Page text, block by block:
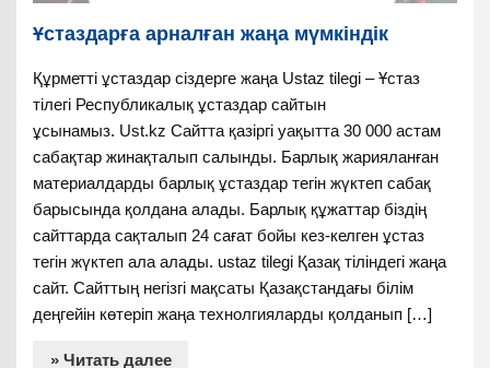
Ұстаздарға арналған жаңа мүмкіндік
Құрметті ұстаздар сіздерге жаңа Ustaz tilegi – Ұстаз
тілегі Республикалық ұстаздар сайтын
ұсынамыз. Ust.kz Сайтта қазіргі уақытта 30 000 астам
сабақтар жинақталып салынды. Барлық жарияланған
материалдарды барлық ұстаздар тегін жүктеп сабақ
барысында қолдана алады. Барлық құжаттар біздің
сайттарда сақталып 24 сағат бойы кез-келген ұстаз
тегін жүктеп ала алады. ustaz tilegi Қазақ тіліндегі жаңа
сайт. Сайттың негізгі мақсаты Қазақстандағы білім
деңгейін көтеріп жаңа технолгияларды қолданып […]
» Читать далее